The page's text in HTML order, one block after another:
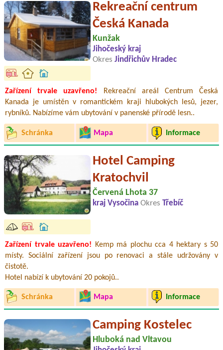
Rekreační centrum
Česká Kanada
Kunžak
Jihočeský kraj
Okres Jindřichův Hradec
Zařízení trvale uzavřeno! Rekreační areál Centrum Česká
Kanada je umístěn v romantickém kraji hlubokých lesů, jezer,
rybníků. Nabízíme vám ubytování v panenské přírodě lesn..
Schránka Mapa Informace
Hotel Camping
Kratochvil
Červená Lhota 37
kraj Vysočina Okres Třebíč
Zařízení trvale uzavřeno! Kemp má plochu cca 4 hektary s 50
místy. Sociální zařízení jsou po renovaci a stále udržovány v
čistotě.
Hotel nabízí k ubytování 20 pokojů..
Schránka Mapa Informace
Camping Kostelec
Hluboká nad Vltavou